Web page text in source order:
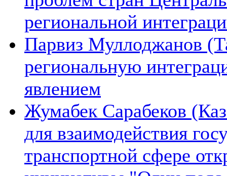
региональной
Парвиз Муллоджанов
региональную
явлением
Жумабек Сарабеков
для взаимодействия
транспортной сфере